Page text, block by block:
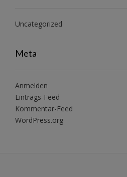
Uncategorized
Meta
Anmelden
Eintrags-Feed
Kommentar-Feed
WordPress.org